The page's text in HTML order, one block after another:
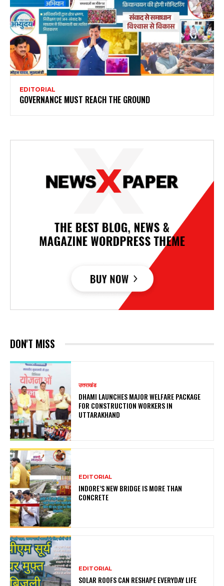
EDITORIAL
GOVERNANCE MUST REACH THE GROUND
DON'T MISS
उत्तराखंड
DHAMI LAUNCHES MAJOR WELFARE PACKAGE
FOR CONSTRUCTION WORKERS IN
UTTARAKHAND
EDITORIAL
INDORE’S NEW BRIDGE IS MORE THAN
CONCRETE
EDITORIAL
SOLAR ROOFS CAN RESHAPE EVERYDAY LIFE